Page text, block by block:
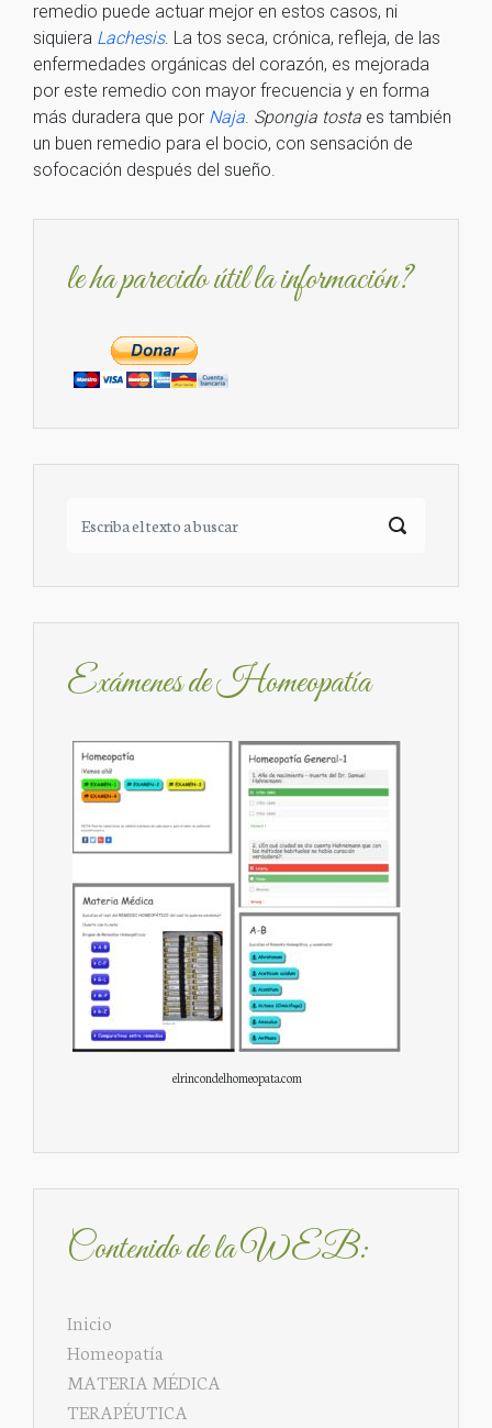
remedio puede actuar mejor en estos casos, ni
siquiera Lachesis. La tos seca, crónica, refleja, de las
enfermedades orgánicas del corazón, es mejorada
por este remedio con mayor frecuencia y en forma
más duradera que por Naja. Spongia tosta es también
un buen remedio para el bocio, con sensación de
sofocación después del sueño.
le ha parecido útil la información?
Exámenes de Homeopatía
elrincondelhomeopata.com
Contenido de la WEB:
Inicio
Homeopatía
MATERIA MÉDICA
TERAPÉUTICA